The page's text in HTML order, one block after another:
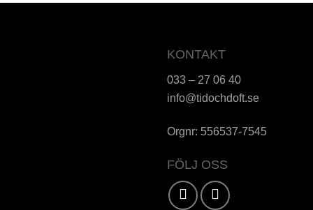
KONTAKT
033 – 27 06 40
info@tidochdoft.se
Orgnr: 556537-7545
FÖLJ OSS